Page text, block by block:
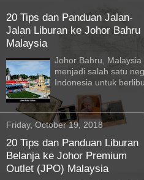
20 Tips dan Panduan Jalan-
Jalan Liburan ke Johor Bahru
Malaysia
Johor Bahru,
menjadi salah satu
Indonesia untuk
Friday, October 19, 2018
20 Tips dan Panduan Liburan
Belanja ke Johor Premium
Outlet (JPO) Malaysia